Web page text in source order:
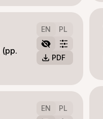
EN PL
PDF
(pp.
EN PL